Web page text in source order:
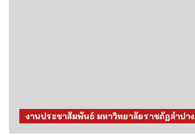
งานประชาสัมพันธ์ มหาวิทยาลัยราชภัฏลำปาง